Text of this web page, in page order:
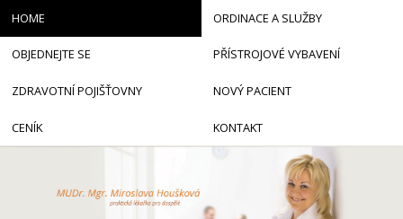
HOME ORDINACE A SLUŽBY
OBJEDNEJTE SE PŘÍSTROJOVÉ VYBAVENÍ
ZDRAVOTNÍ POJIŠŤOVNY NOVÝ PACIENT
CENÍK KONTAKT